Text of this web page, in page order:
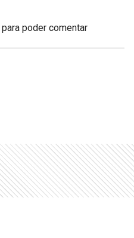
para poder comentar